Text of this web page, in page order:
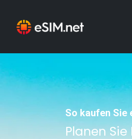
So kaufen Sie
Planen